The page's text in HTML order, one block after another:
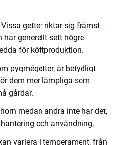
getter riktar sig främst
generellt sett högre
för köttproduktion.
pygmégetter, är betydligt
dem mer lämpliga som
gårdar.
medan andra inte har det,
och användning.
variera i temperament, från